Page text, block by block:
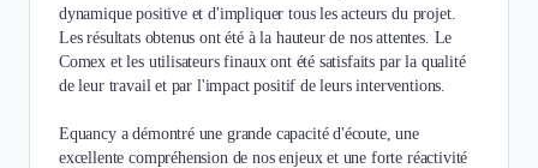
dynamique positive et d'impliquer tous les acteurs du projet.
Les résultats obtenus ont été à la hauteur de nos attentes. Le
Comex et les utilisateurs finaux ont été satisfaits par la qualité
de leur travail et par l'impact positif de leurs interventions.
Equancy a démontré une grande capacité d'écoute, une
excellente compréhension de nos enjeux et une forte réactivité